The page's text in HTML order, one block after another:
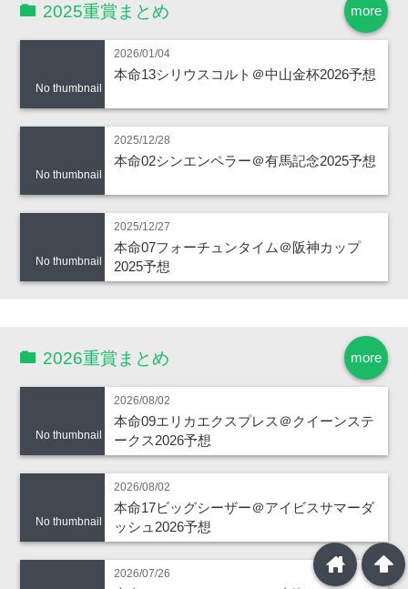
more
2025重賞まとめ
No thumbnail
2026/01/04
本命13シリウスコルト＠中山金杯2026予想
No thumbnail
2025/12/28
本命02シンエンペラー＠有馬記念2025予想
No thumbnail
2025/12/27
本命07フォーチュンタイム＠阪神カップ
2025予想
more
2026重賞まとめ
No thumbnail
2026/08/02
本命09エリカエクスプレス＠クイーンステ
ークス2026予想
No thumbnail
2026/08/02
本命17ビッグシーザー＠アイビスサマーダ
ッシュ2026予想
2026/07/26 arrowup
home